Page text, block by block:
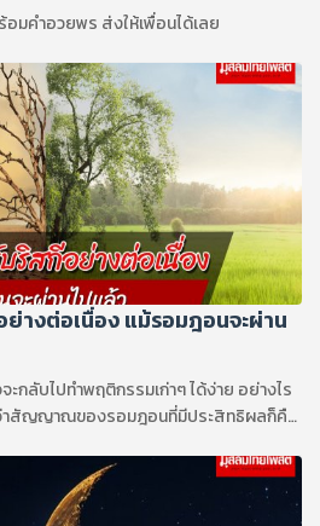
มคำอวยพร ส่งให้เพื่อนได้เลย
างต่อเนื่อง แม้รอมฎอนจะผ่าน
กลับไปทำพฤติกรรมเก่าๆ ได้ง่าย อย่างไร
าสัญญาณของรอมฎอนที่มีประสิทธิผลก็คือ